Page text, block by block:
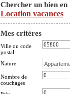
Chercher un bien en
Location vacances
Mes critères
Ville ou code
postal
Nature
Nombre de
couchages